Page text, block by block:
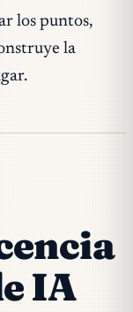
los puntos,
la
IA